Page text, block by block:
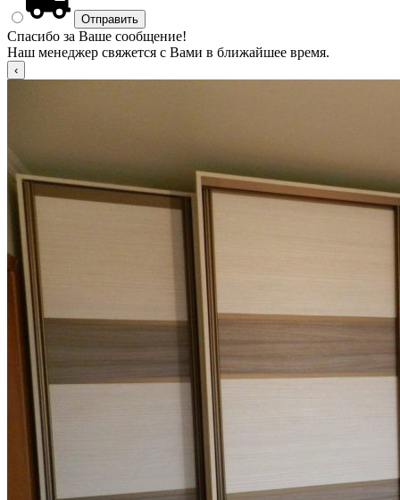
Спасибо за Ваше сообщение!
Наш менеджер свяжется с Вами в ближайшее время.